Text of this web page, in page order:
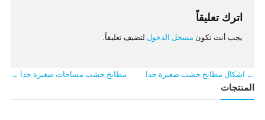
اترك تعليقاً
يجب أنت تكون مسجل الدخول لتضيف تعليقاً.
← اشكال مطابخ خشب صغيرة جدا مطابخ خشب مساحات صغيرة جدا →
المنتجات